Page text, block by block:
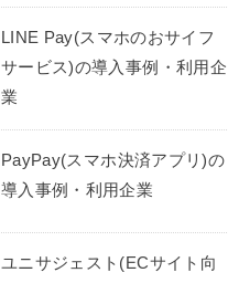
LINE Pay(スマホのおサイフ
サービス)の導入事例・利用企
業
PayPay(スマホ決済アプリ)の
導入事例・利用企業
ユニサジェスト(ECサイト向